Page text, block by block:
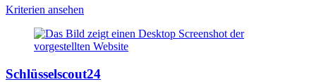
Kriterien ansehen
Schlüsselscout24